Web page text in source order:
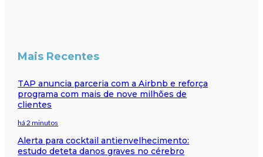
Mais Recentes
TAP anuncia parceria com a Airbnb e reforça
programa com mais de nove milhões de
clientes
há 2 minutos
Alerta para cocktail antienvelhecimento:
estudo deteta danos graves no cérebro